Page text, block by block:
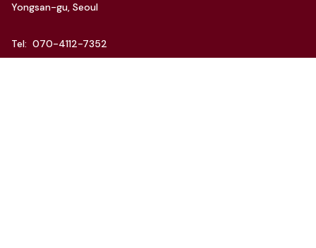
Yongsan-gu, Seoul
Tel: 070-4112-7352
Email: hello@charida.com